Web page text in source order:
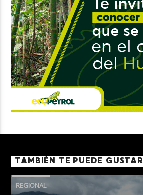
TAMBIÉN TE PUEDE GUSTAR
REGIONAL